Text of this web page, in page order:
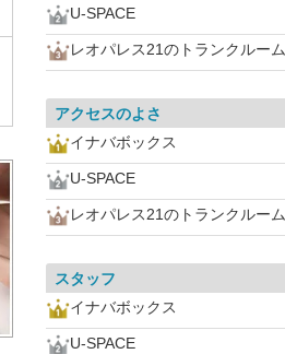
U-SPACE
レオパレス21のトランクルーム
アクセスのよさ
イナバボックス
U-SPACE
レオパレス21のトランクルーム
スタッフ
イナバボックス
U-SPACE